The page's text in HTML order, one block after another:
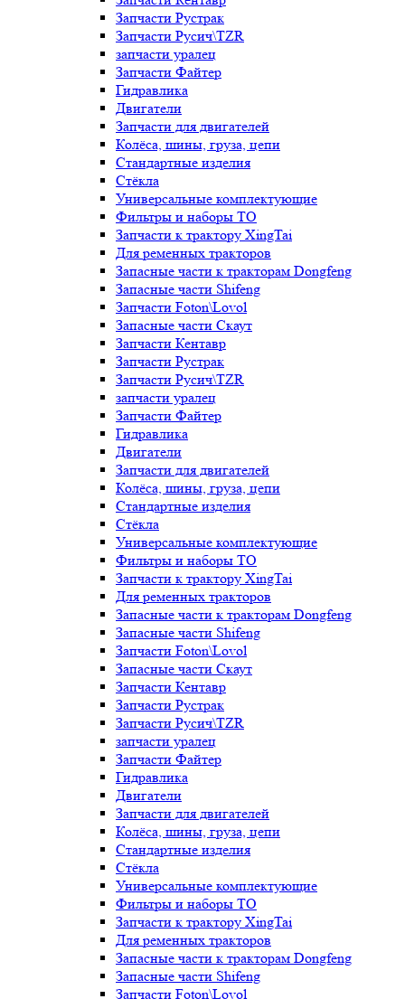
Запчасти Рустрак
Запчасти Русич\TZR
запчасти уралец
Запчасти Файтер
Гидравлика
Двигатели
Запчасти для двигателей
Колёса, шины, груза, цепи
Стандартные изделия
Стёкла
Универсальные комплектующие
Фильтры и наборы ТО
Запчасти к трактору XingTai
Для ременных тракторов
Запасные части к тракторам Dongfeng
Запасные части Shifeng
Запчасти Foton\Lovol
Запасные части Скаут
Запчасти Кентавр
Запчасти Рустрак
Запчасти Русич\TZR
запчасти уралец
Запчасти Файтер
Гидравлика
Двигатели
Запчасти для двигателей
Колёса, шины, груза, цепи
Стандартные изделия
Стёкла
Универсальные комплектующие
Фильтры и наборы ТО
Запчасти к трактору XingTai
Для ременных тракторов
Запасные части к тракторам Dongfeng
Запасные части Shifeng
Запчасти Foton\Lovol
Запасные части Скаут
Запчасти Кентавр
Запчасти Рустрак
Запчасти Русич\TZR
запчасти уралец
Запчасти Файтер
Гидравлика
Двигатели
Запчасти для двигателей
Колёса, шины, груза, цепи
Стандартные изделия
Стёкла
Универсальные комплектующие
Фильтры и наборы ТО
Запчасти к трактору XingTai
Для ременных тракторов
Запасные части к тракторам Dongfeng
Запасные части Shifeng
Запчасти Foton\Lovol